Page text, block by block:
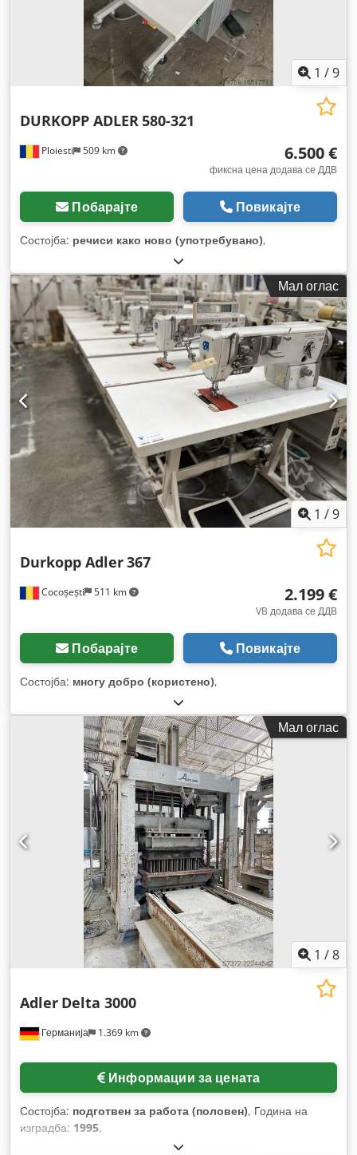
1 /9
Ploiesti 509 km
DURKOPP ADLER580-321
6.500 €
фиксна цена додава се ДДВ
Побарајте Повикајте
Состојба: речиси како ново (употребувано),
Мал оглас
1 /9
Cocoșești 511 km
Durkopp Adler367
2.199 €
VB додава се ДДВ
Побарајте Повикајте
Состојба: многу добро (користено),
Мал оглас
1 /8
Германија 1.369 km
Adler Delta 3000
Информации за цената
Состојба: подготвен за работа (половен), Година на
изградба: 1995,